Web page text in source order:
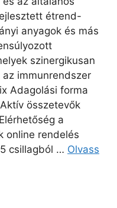
étrend-
anyagok és más
szinergikusan
immunrendszer
Adagolási forma
összetevők
a
online rendelés
csillagból … Olvass